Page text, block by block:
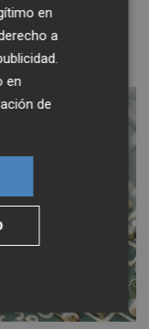
de alta
en
a
en
de